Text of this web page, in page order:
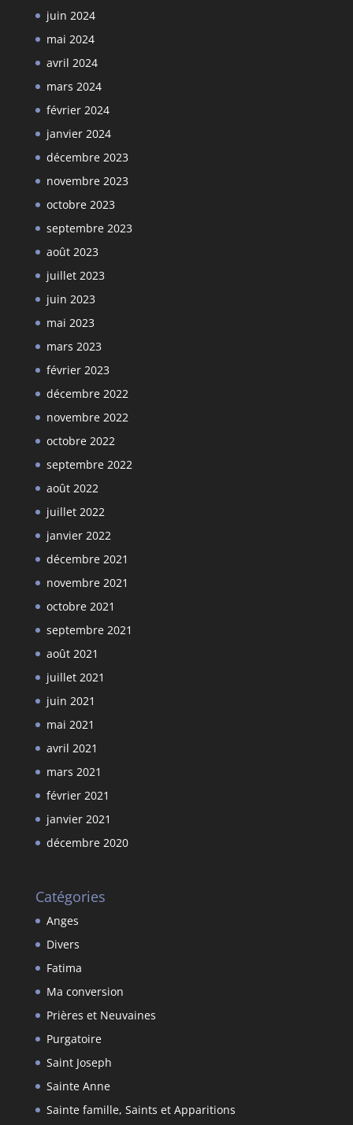
juin 2024
mai 2024
avril 2024
mars 2024
février 2024
janvier 2024
décembre 2023
novembre 2023
octobre 2023
septembre 2023
août 2023
juillet 2023
juin 2023
mai 2023
mars 2023
février 2023
décembre 2022
novembre 2022
octobre 2022
septembre 2022
août 2022
juillet 2022
janvier 2022
décembre 2021
novembre 2021
octobre 2021
septembre 2021
août 2021
juillet 2021
juin 2021
mai 2021
avril 2021
mars 2021
février 2021
janvier 2021
décembre 2020
Catégories
Anges
Divers
Fatima
Ma conversion
Prières et Neuvaines
Purgatoire
Saint Joseph
Sainte Anne
Sainte famille, Saints et Apparitions